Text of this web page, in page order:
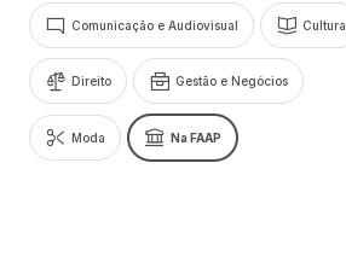
Comunicação e Audiovisual Cultura
Direito Gestão e Negócios
Moda Na FAAP